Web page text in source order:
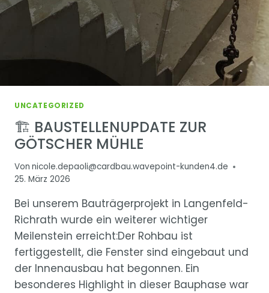
UNCATEGORIZED
🏗 BAUSTELLENUPDATE ZUR
GÖTSCHER MÜHLE
Von nicole.depaoli@cardbau.wavepoint-kunden4.de
25. März 2026
Bei unserem Bauträgerprojekt in Langenfeld-
Richrath wurde ein weiterer wichtiger
Meilenstein erreicht:Der Rohbau ist
fertiggestellt, die Fenster sind eingebaut und
der Innenausbau hat begonnen. Ein
besonderes Highlight in dieser Bauphase war